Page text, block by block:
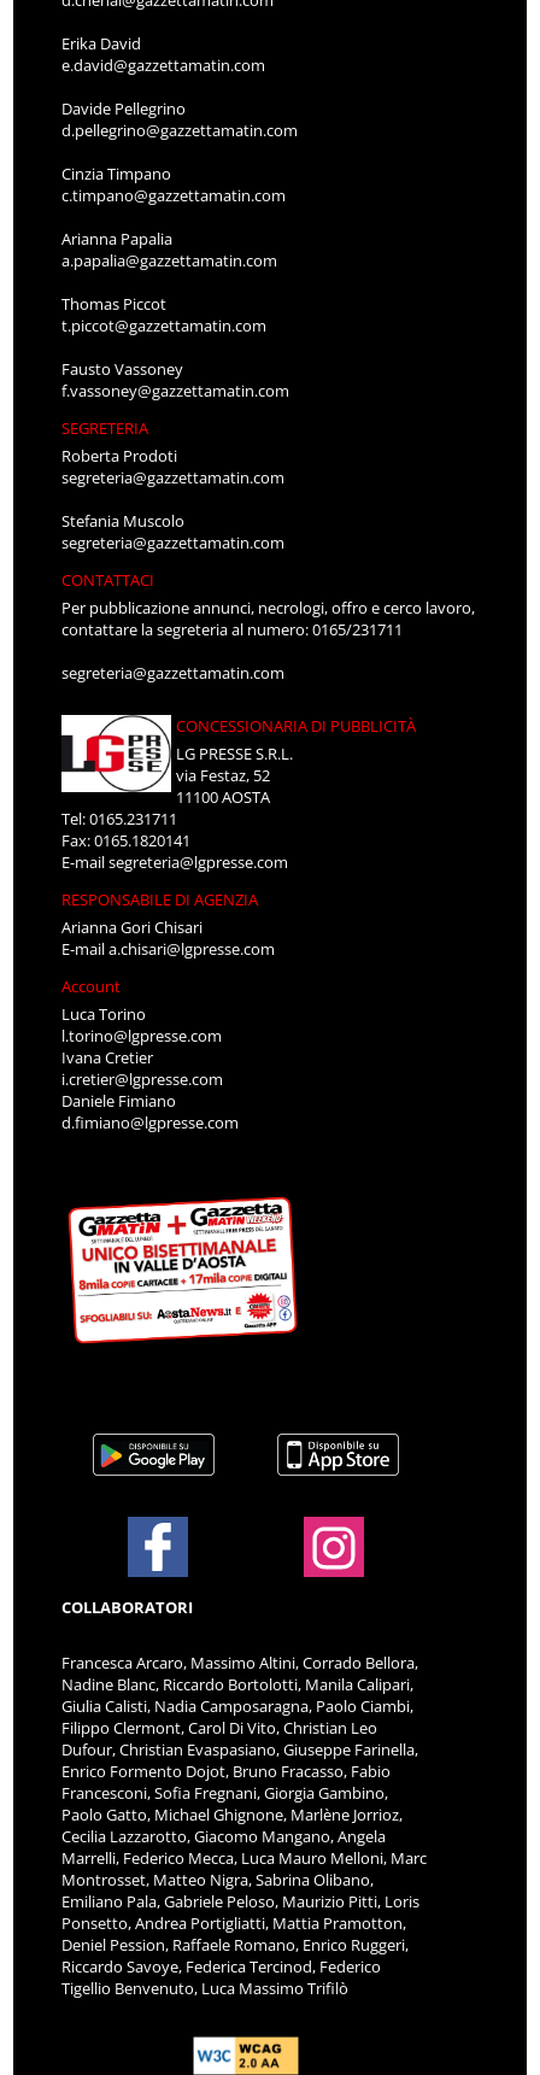
Erika David
e.david@gazzettamatin.com
Davide Pellegrino
d.pellegrino@gazzettamatin.com
Cinzia Timpano
c.timpano@gazzettamatin.com
Arianna Papalia
a.papalia@gazzettamatin.com
Thomas Piccot
t.piccot@gazzettamatin.com
Fausto Vassoney
f.vassoney@gazzettamatin.com
SEGRETERIA
Roberta Prodoti
segreteria@gazzettamatin.com
Stefania Muscolo
segreteria@gazzettamatin.com
CONTATTACI
Per pubblicazione annunci, necrologi, offro e cerco lavoro,
contattare la segreteria al numero: 0165/231711
segreteria@gazzettamatin.com
CONCESSIONARIA DI PUBBLICITÀ
LG PRESSE S.R.L.
via Festaz, 52
11100 AOSTA
Tel: 0165.231711
Fax: 0165.1820141
E-mailsegreteria@lgpresse.com
RESPONSABILE DI AGENZIA
Arianna Gori Chisari
E-maila.chisari@lgpresse.com
Account
Luca Torino
l.torino@lgpresse.com
Ivana Cretier
i.cretier@lgpresse.com
Daniele Fimiano
d.fimiano@lgpresse.com
COLLABORATORI
Francesca Arcaro, Massimo Altini, Corrado Bellora,
Nadine Blanc, Riccardo Bortolotti, Manila Calipari,
Giulia Calisti, Nadia Camposaragna, Paolo Ciambi,
Filippo Clermont, Carol Di Vito, Christian Leo
Dufour, Christian Evaspasiano, Giuseppe Farinella,
Enrico Formento Dojot, Bruno Fracasso, Fabio
Francesconi, Sofia Fregnani, Giorgia Gambino,
Paolo Gatto, Michael Ghignone, Marlène Jorrioz,
Cecilia Lazzarotto, Giacomo Mangano, Angela
Marrelli, Federico Mecca, Luca Mauro Melloni, Marc
Montrosset, Matteo Nigra, Sabrina Olibano,
Emiliano Pala, Gabriele Peloso, Maurizio Pitti, Loris
Ponsetto, Andrea Portigliatti, Mattia Pramotton,
Deniel Pession, Raffaele Romano, Enrico Ruggeri,
Riccardo Savoye, Federica Tercinod, Federico
Tigellio Benvenuto, Luca Massimo Trifilò